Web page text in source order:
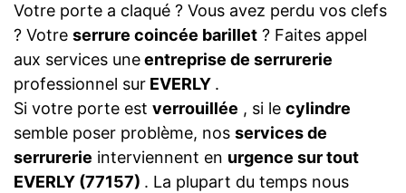
Votre porte a claqué ? Vous avez perdu vos clefs
? Votre serrure coincée barillet ? Faites appel
aux services uneentreprise de serrurerie
professionnel sur EVERLY .
Si votre porte est verrouillée , si le cylindre
semble poser problème, nos services de
serrurerie interviennent en urgence sur tout
EVERLY (77157) . La plupart du temps nous